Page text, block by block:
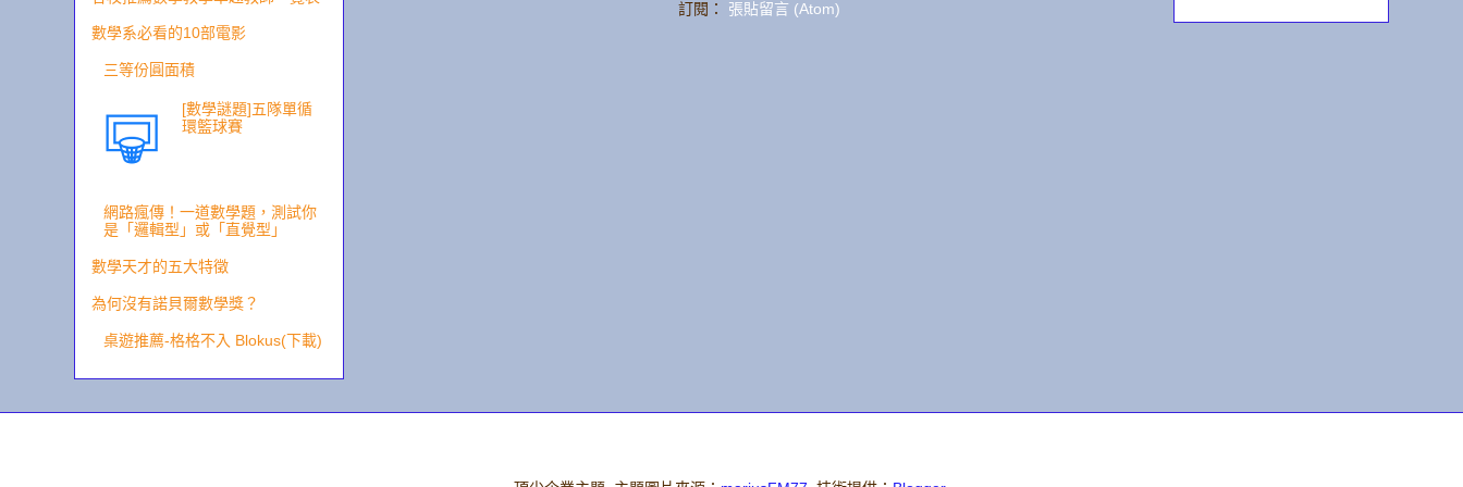
訂閱： 張貼留言 (Atom)
數學系必看的10部電影
三等份圓面積
[數學謎題]五隊單循
環籃球賽
網路瘋傳！一道數學題，測試你
是「邏輯型」或「直覺型」
數學天才的五大特徵
為何沒有諾貝爾數學獎？
桌遊推薦-格格不入 Blokus(下載)